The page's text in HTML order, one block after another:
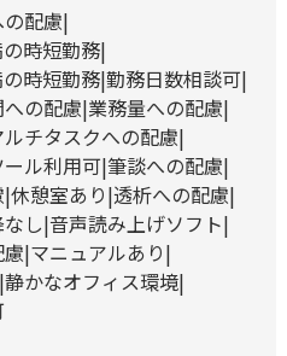
配慮
時短勤務
時短勤務 勤務日数相談可
の配慮 業務量への配慮
ルチタスクへの配慮
ル利用可 筆談への配慮
休憩室あり 透析への配慮
し 音声読み上げソフト
マニュアルあり
静かなオフィス環境